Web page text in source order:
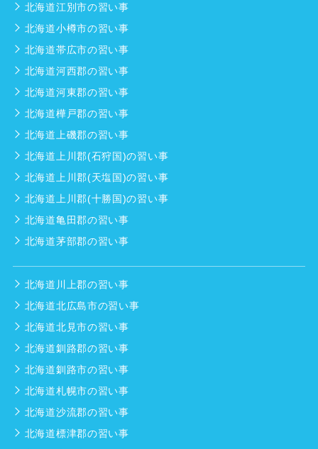
北海道江別市の習い事
北海道小樽市の習い事
北海道帯広市の習い事
北海道河西郡の習い事
北海道河東郡の習い事
北海道樺戸郡の習い事
北海道上磯郡の習い事
北海道上川郡(石狩国)の習い事
北海道上川郡(天塩国)の習い事
北海道上川郡(十勝国)の習い事
北海道亀田郡の習い事
北海道茅部郡の習い事
北海道川上郡の習い事
北海道北広島市の習い事
北海道北見市の習い事
北海道釧路郡の習い事
北海道釧路市の習い事
北海道札幌市の習い事
北海道沙流郡の習い事
北海道標津郡の習い事